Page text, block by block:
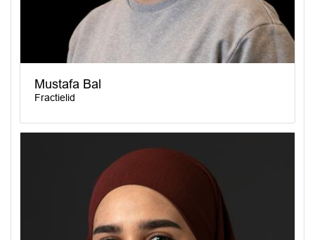
Mustafa Bal
Fractielid